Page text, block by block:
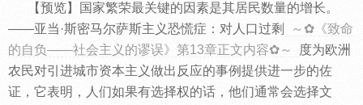
【预览】国家繁荣最关键的因素是其居民数量的增长。
——亚当·斯密马尔萨斯主义恐慌症：对人口过剩
～✿《致命
的自负——社会主义的谬误》第13章正文内容✿～
度为欧洲
农民对引进城市资本主义做出反应的事例提供进一步的佐
证，它表明，人们如果有选择权的话，他们通常会选择文